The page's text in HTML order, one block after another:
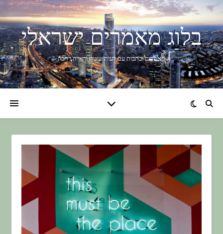
בלוג מאמרים ישראלי
מאמרים וכתבות עם דעות שונות וראייה רחבה